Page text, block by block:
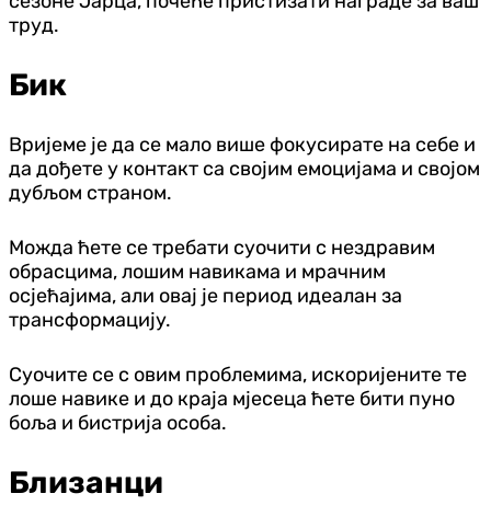
труд.
Бик
Вријеме је да се мало више фокусирате на себе и
да дођете у контакт са својим емоцијама и својом
дубљом страном.
Можда ћете се требати суочити с нездравим
обрасцима, лошим навикама и мрачним
осјећајима, али овај је период идеалан за
трансформацију.
Суочите се с овим проблемима, искоријените те
лоше навике и до краја мјесеца ћете бити пуно
боља и бистрија особа.
Близанци